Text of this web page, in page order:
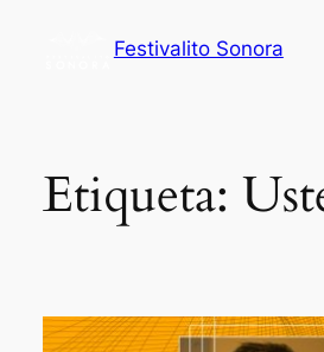
Festivalito Sonora
Etiqueta: